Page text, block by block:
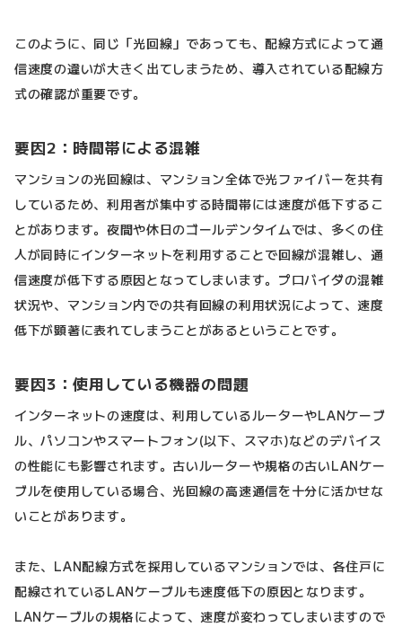
このように、同じ「光回線」であっても、配線方式によって通
信速度の違いが大きく出てしまうため、導入されている配線方
式の確認が重要です。
要因2：時間帯による混雑
マンションの光回線は、マンション全体で光ファイバーを共有
しているため、利用者が集中する時間帯には速度が低下するこ
とがあります。夜間や休日のゴールデンタイムでは、多くの住
人が同時にインターネットを利用することで回線が混雑し、通
信速度が低下する原因となってしまいます。プロバイダの混雑
状況や、マンション内での共有回線の利用状況によって、速度
低下が顕著に表れてしまうことがあるということです。
要因3：使用している機器の問題
インターネットの速度は、利用しているルーターやLANケーブ
ル、パソコンやスマートフォン(以下、スマホ)などのデバイス
の性能にも影響されます。古いルーターや規格の古いLANケー
ブルを使用している場合、光回線の高速通信を十分に活かせな
いことがあります。
また、LAN配線方式を採用しているマンションでは、各住戸に
配線されているLANケーブルも速度低下の原因となります。
LANケーブルの規格によって、速度が変わってしまいますので